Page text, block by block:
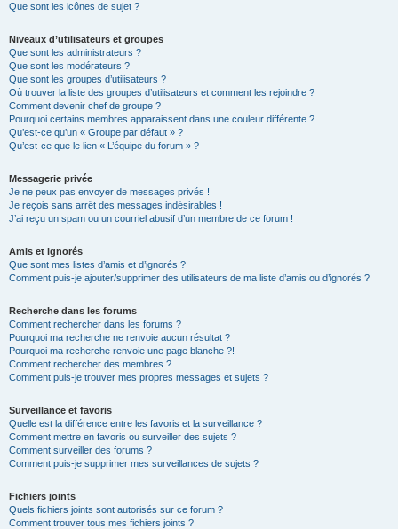
Que sont les icônes de sujet ?
Niveaux d’utilisateurs et groupes
Que sont les administrateurs ?
Que sont les modérateurs ?
Que sont les groupes d’utilisateurs ?
Où trouver la liste des groupes d’utilisateurs et comment les rejoindre ?
Comment devenir chef de groupe ?
Pourquoi certains membres apparaissent dans une couleur différente ?
Qu’est-ce qu’un « Groupe par défaut » ?
Qu’est-ce que le lien « L’équipe du forum » ?
Messagerie privée
Je ne peux pas envoyer de messages privés !
Je reçois sans arrêt des messages indésirables !
J’ai reçu un spam ou un courriel abusif d’un membre de ce forum !
Amis et ignorés
Que sont mes listes d’amis et d’ignorés ?
Comment puis-je ajouter/supprimer des utilisateurs de ma liste d’amis ou d’ignorés ?
Recherche dans les forums
Comment rechercher dans les forums ?
Pourquoi ma recherche ne renvoie aucun résultat ?
Pourquoi ma recherche renvoie une page blanche ?!
Comment rechercher des membres ?
Comment puis-je trouver mes propres messages et sujets ?
Surveillance et favoris
Quelle est la différence entre les favoris et la surveillance ?
Comment mettre en favoris ou surveiller des sujets ?
Comment surveiller des forums ?
Comment puis-je supprimer mes surveillances de sujets ?
Fichiers joints
Quels fichiers joints sont autorisés sur ce forum ?
Comment trouver tous mes fichiers joints ?